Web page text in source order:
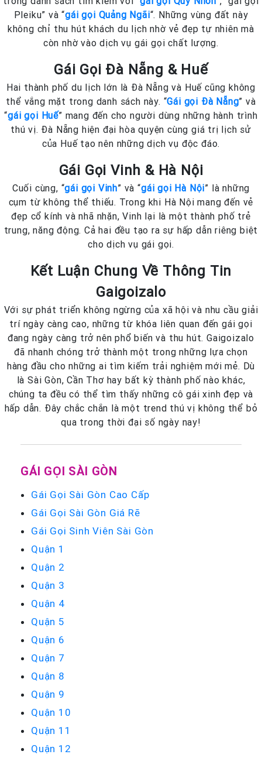
Pleiku” và “gái gọi Quảng Ngãi“. Những vùng đất này
không chỉ thu hút khách du lịch nhờ vẻ đẹp tự nhiên mà
còn nhờ vào dịch vụ gái gọi chất lượng.
Gái Gọi Đà Nẵng & Huế
Hai thành phố du lịch lớn là Đà Nẵng và Huế cũng không
thể vắng mặt trong danh sách này. “Gái gọi Đà Nẵng” và
“gái gọi Huế” mang đến cho người dùng những hành trình
thú vị. Đà Nẵng hiện đại hòa quyện cùng giá trị lịch sử
của Huế tạo nên những dịch vụ độc đáo.
Gái Gọi Vinh & Hà Nội
Cuối cùng, “gái gọi Vinh” và “gái gọi Hà Nội” là những
cụm từ không thể thiếu. Trong khi Hà Nội mang đến vẻ
đẹp cổ kính và nhã nhặn, Vinh lại là một thành phố trẻ
trung, năng động. Cả hai đều tạo ra sự hấp dẫn riêng biệt
cho dịch vụ gái gọi.
Kết Luận Chung Về Thông Tin
Gaigoizalo
Với sự phát triển không ngừng của xã hội và nhu cầu giải
trí ngày càng cao, những từ khóa liên quan đến gái gọi
đang ngày càng trở nên phổ biến và thu hút. Gaigoizalo
đã nhanh chóng trở thành một trong những lựa chọn
hàng đầu cho những ai tìm kiếm trải nghiệm mới mẻ. Dù
là Sài Gòn, Cần Thơ hay bất kỳ thành phố nào khác,
chúng ta đều có thể tìm thấy những cô gái xinh đẹp và
hấp dẫn. Đây chắc chắn là một trend thú vị không thể bỏ
qua trong thời đại số ngày nay!
GÁI GỌI SÀI GÒN
Gái Gọi Sài Gòn Cao Cấp
Gái Gọi Sài Gòn Giá Rẽ
Gái Gọi Sinh Viên Sài Gòn
Quận 1
Quận 2
Quận 3
Quận 4
Quận 5
Quận 6
Quận 7
Quận 8
Quận 9
Quận 10
Quận 11
Quận 12